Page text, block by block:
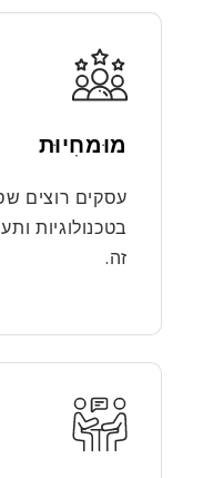
מוּמחִיוּת
בטכנולוגיות
זה.